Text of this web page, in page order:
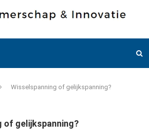
Wisselspanning of gelijkspanning?
of gelijkspanning?